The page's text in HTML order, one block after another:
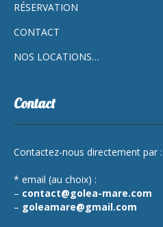
RÉSERVATION
CONTACT
NOS LOCATIONS…
Contact
Contactez-nous directement par :
* email (au choix) :
– contact@golea-mare.com
– goleamare@gmail.com